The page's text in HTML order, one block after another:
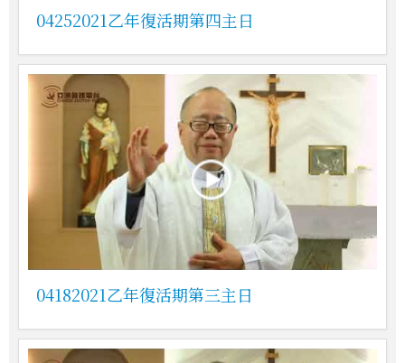
04252021乙年復活期第四主日
04182021乙年復活期第三主日